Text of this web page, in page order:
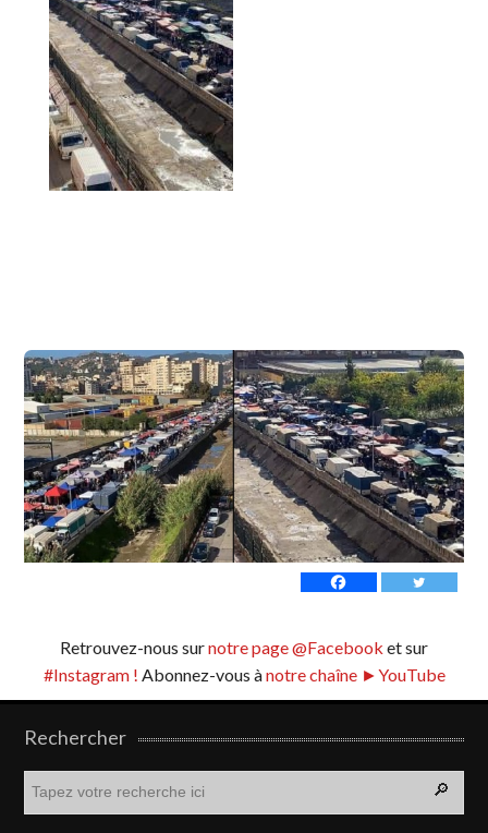
Retrouvez-nous surnotre page @Facebook et sur
#Instagram ! Abonnez-vous ànotre chaîne ►YouTube
Rechercher